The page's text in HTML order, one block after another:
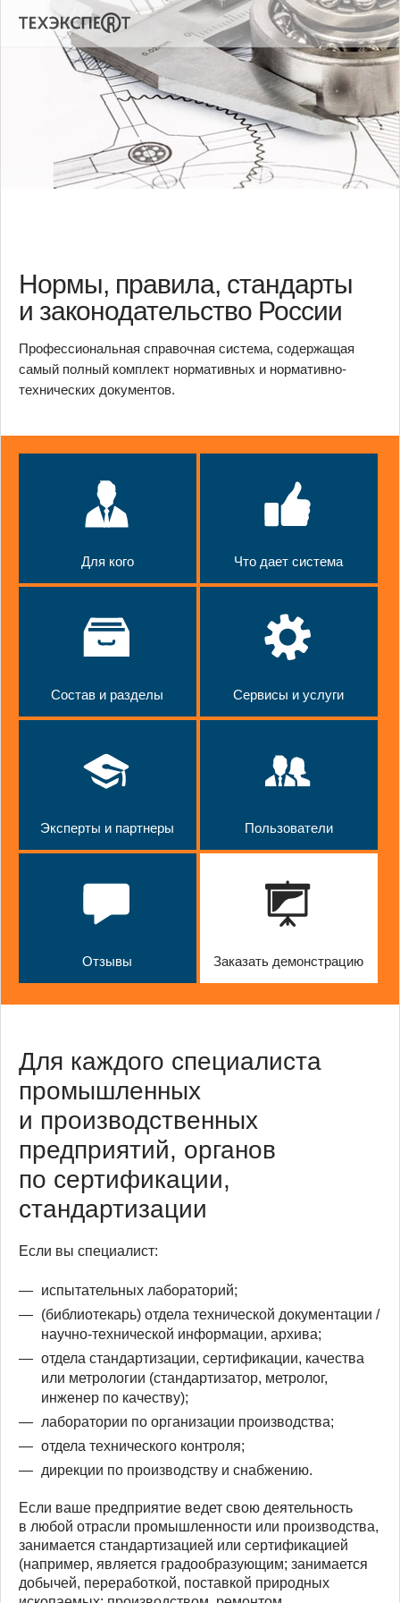
Нормы, правила, стандарты
и законодательство России
Профессиональная справочная система, содержащая
самый полный комплект нормативных и нормативно-
технических документов.
Для кого Что дает система
Состав и разделы Сервисы и услуги
Эксперты и партнеры Пользователи
Отзывы Заказать демонстрацию
Для каждого специалиста
промышленных
и производственных
предприятий, органов
по сертификации,
стандартизации
Если вы специалист:
испытательных лабораторий;
(библиотекарь) отдела технической документации /
научно-технической информации, архива;
отдела стандартизации, сертификации, качества
или метрологии (стандартизатор, метролог,
инженер по качеству);
лаборатории по организации производства;
отдела технического контроля;
дирекции по производству и снабжению.
Если ваше предприятие ведет свою деятельность
в любой отрасли промышленности или производства,
занимается стандартизацией или сертификацией
(например, является градообразующим; занимается
добычей, переработкой, поставкой природных